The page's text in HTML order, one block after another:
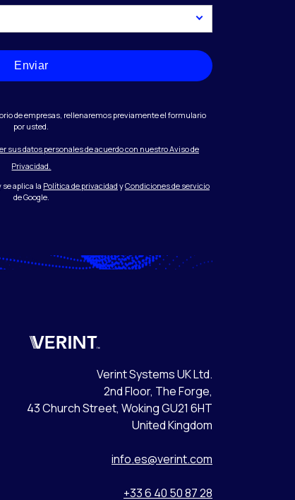
Enviar
de empresas, rellenaremos previamente el formulario
por usted.
sus datos personales de acuerdo con nuestro Aviso de
Privacidad.
se aplica la Política de privacidad yCondiciones de servicio
de Google.
Verint
Verint Systems UK Ltd.
2nd Floor, The Forge,
43 Church Street, Woking GU21 6HT
United Kingdom
info.es@verint.com
+33 6 40 50 87 28